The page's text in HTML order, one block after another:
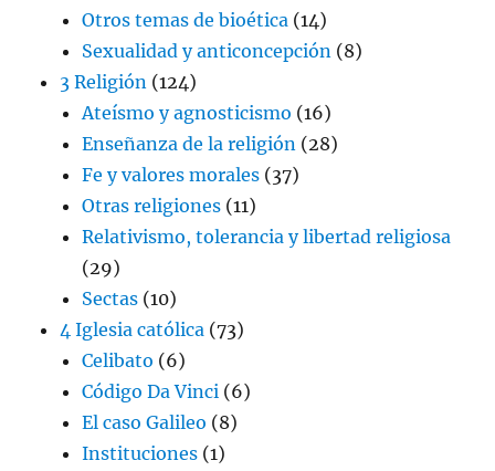
Otros temas de bioética (14)
Sexualidad y anticoncepción (8)
3 Religión (124)
Ateísmo y agnosticismo (16)
Enseñanza de la religión (28)
Fe y valores morales (37)
Otras religiones (11)
Relativismo, tolerancia y libertad religiosa
(29)
Sectas (10)
4 Iglesia católica (73)
Celibato (6)
Código Da Vinci (6)
El caso Galileo (8)
Instituciones (1)